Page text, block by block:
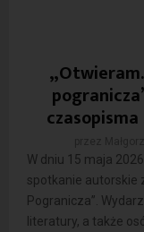
W dniu 15 maja
spotkanie autorskie
Pogranicza”.
literatury, a także